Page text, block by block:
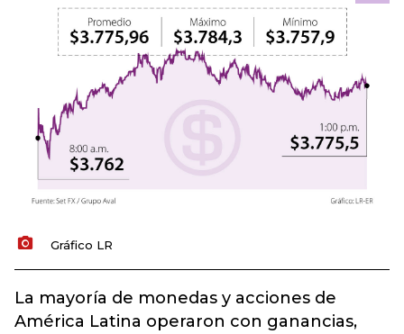
Gráfico LR
La mayoría de monedas y acciones de
América Latina operaron con ganancias,